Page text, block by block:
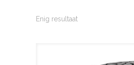
Enig resultaat